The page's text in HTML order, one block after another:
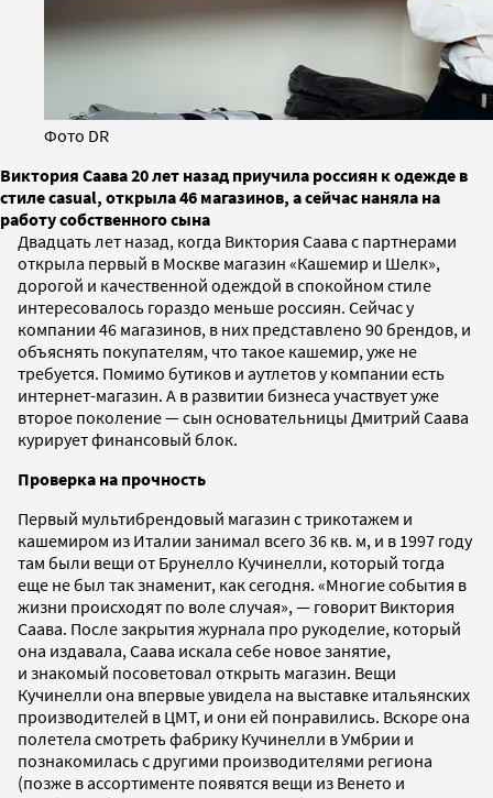
Фото DR
Виктория Саава 20 лет назад приучила россиян к одежде в
стиле casual, открыла 46 магазинов, а сейчас наняла на
работу собственного сына
Двадцать лет назад, когда Виктория Саава с партнерами
открыла первый в Москве магазин «Кашемир и Шелк»,
дорогой и качественной одеждой в спокойном стиле
интересовалось гораздо меньше россиян. Сейчас у
компании 46 магазинов, в них представлено 90 брендов, и
объяснять покупателям, что такое кашемир, уже не
требуется. Помимо бутиков и аутлетов у компании есть
интернет-магазин. А в развитии бизнеса участвует уже
второе поколение — сын основательницы Дмитрий Саава
курирует финансовый блок.
Проверка на прочность
Первый мультибрендовый магазин с трикотажем и
кашемиром из Италии занимал всего 36 кв. м, и в 1997 году
там были вещи от Брунелло Кучинелли, который тогда
еще не был так знаменит, как сегодня. «Многие события в
жизни происходят по воле случая», — говорит Виктория
Саава. После закрытия журнала про рукоделие, который
она издавала, Саава искала себе новое занятие,
и знакомый посоветовал открыть магазин. Вещи
Кучинелли она впервые увидела на выставке итальянских
производителей в ЦМТ, и они ей понравились. Вскоре она
полетела смотреть фабрику Кучинелли в Умбрии и
познакомилась с другими производителями региона
(позже в ассортименте появятся вещи из Венето и